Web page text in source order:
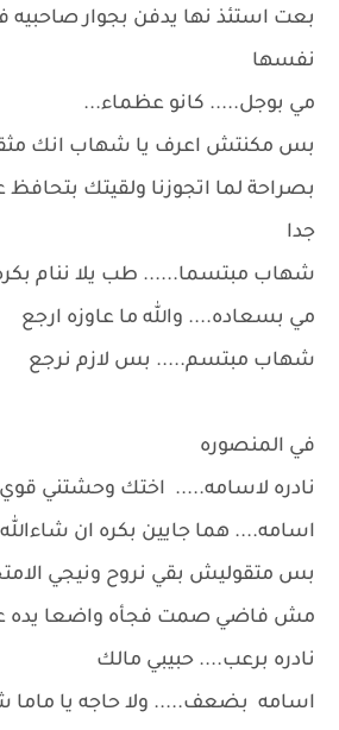
بعت استئذ نها يدفن بجوار صاحبيه
نفسها
مي بوجل..... كانو عظماء...
بس مكنتش اعرف يا شهاب انك
بصراحة لما اتجوزنا ولقيتك بتحافظ
جدا
شهاب مبتسما...... طب يلا ننام
مي بسعاده.... والله ما عاوزه ارجع
شهاب مبتسم..... بس لازم نرجع
في المنصوره
نادره لاسامه..... اختك وحشتني قوي
اسامه.... هما جايين بكره ان شاءالله
بس متقوليش بقي نروح ونيجي
مش فاضي صمت فجأه واضعا يده
نادره برعب.... حبيبي مالك
اسامه بضعف..... ولا حاجه يا ماما